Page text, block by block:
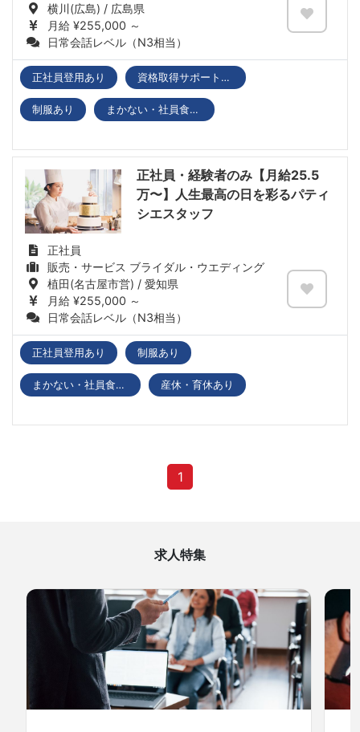
横川(広島) / 広島県
月給 ¥255,000 ～
日常会話レベル（N3相当）
正社員登用あり 資格取得サポートあり
制服あり まかない・社員食堂あり
正社員・経験者のみ【月給25.5
万〜】人生最高の日を彩るパティ
シエスタッフ
正社員
販売・サービス ブライダル・ウエディング
植田(名古屋市営) / 愛知県
月給 ¥255,000 ～
日常会話レベル（N3相当）
正社員登用あり 制服あり
まかない・社員食堂あり 産休・育休あり
1
求人特集